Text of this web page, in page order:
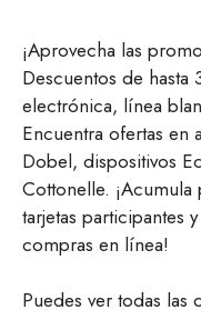
¡Aprovecha las
Descuentos de
electrónica, línea
Encuentra ofertas en
Dobel, dispositivos
Cottonelle.
tarjetas participantes
compras en línea!
Puedes ver todas las